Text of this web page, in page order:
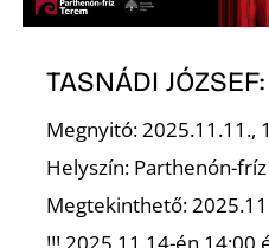
TASNÁDI
Megnyitó: 2025.11.11.,
Helyszín: Parthenón-
Megtekinthető: